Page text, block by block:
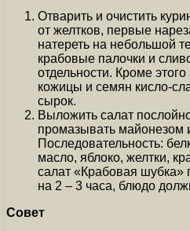
Отварить и очистить
от желтков, первые
натереть на небольшой
крабовые палочки и
отдельности. Кроме
кожицы и семян кисло-
сырок.
Выложить салат
промазывать майонезом
Последовательность:
масло, яблоко, желтки,
салат «Крабовая шубка»
на 2 – 3 часа, блюдо
Совет